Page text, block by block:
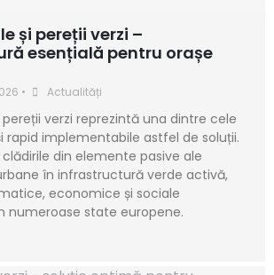
și pereții verzi –
esențială pentru orașe
• Actualități
pereții verzi reprezintă una dintre cele
rapid implementabile astfel de soluții.
din elemente pasive ale
în infrastructură verde activă,
economice și sociale
numeroase state europene.